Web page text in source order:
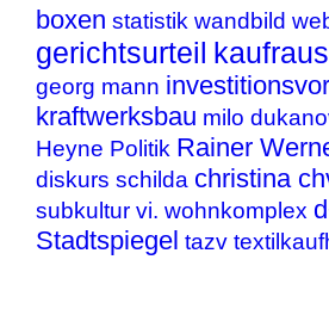
boxen statistik wandbild
gerichtsurteil
georg mann
kraftwerksbau milo
Heyne Politik Rainer
diskurs schilda christina
subkultur vi. wohnkomplex
Stadtspiegel tazv